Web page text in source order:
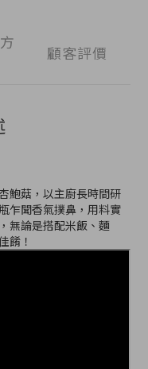
顧客評價
鮑菇，以主廚長時間研
乍聞香氣撲鼻，用料實
無論是搭配米飯、麵
餚！